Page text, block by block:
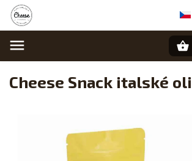
Cheese Snack italské